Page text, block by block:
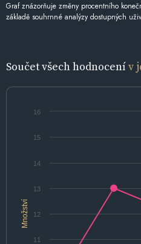
Graf znázorňuje změny procentního
základě souhrnné analýzy dostupných
Součet všech hodnocenív
Množství
11
12
13
14
15
16